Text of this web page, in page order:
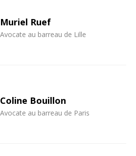
Muriel Ruef
Avocate au barreau de Lille
Coline Bouillon
Avocate au barreau de Paris